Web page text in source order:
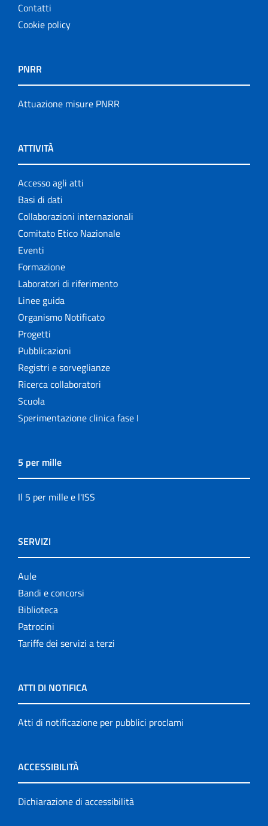
Contatti
Cookie policy
PNRR
Attuazione misure PNRR
ATTIVITÀ
Accesso agli atti
Basi di dati
Collaborazioni internazionali
Comitato Etico Nazionale
Eventi
Formazione
Laboratori di riferimento
Linee guida
Organismo Notificato
Progetti
Pubblicazioni
Registri e sorveglianze
Ricerca collaboratori
Scuola
Sperimentazione clinica fase I
5 per mille
Il 5 per mille e l'ISS
SERVIZI
Aule
Bandi e concorsi
Biblioteca
Patrocini
Tariffe dei servizi a terzi
ATTI DI NOTIFICA
Atti di notificazione per pubblici proclami
ACCESSIBILITÀ
Dichiarazione di accessibilità